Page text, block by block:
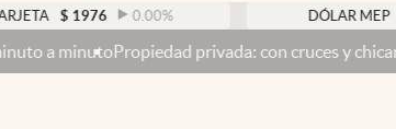
0.00% DÓLAR MEP $ 1521,52
privada: con cruces y chicanas, el Senado